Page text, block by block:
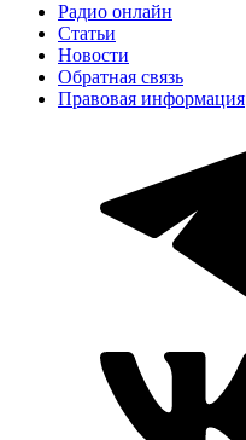
Радио онлайн
Статьи
Новости
Обратная связь
Правовая информация